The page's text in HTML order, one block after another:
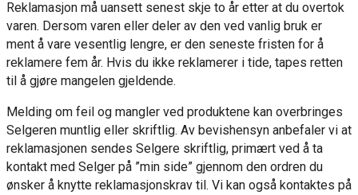
Reklamasjon må uansett senest skje to år etter at du overtok
varen. Dersom varen eller deler av den ved vanlig bruk er
ment å vare vesentlig lengre, er den seneste fristen for å
reklamere fem år. Hvis du ikke reklamerer i tide, tapes retten
til å gjøre mangelen gjeldende.
Melding om feil og mangler ved produktene kan overbringes
Selgeren muntlig eller skriftlig. Av bevishensyn anbefaler vi at
reklamasjonen sendes Selgere skriftlig, primært ved å ta
kontakt med Selger på ”min side” gjennom den ordren du
ønsker å knytte reklamasjonskrav til. Vi kan også kontaktes på